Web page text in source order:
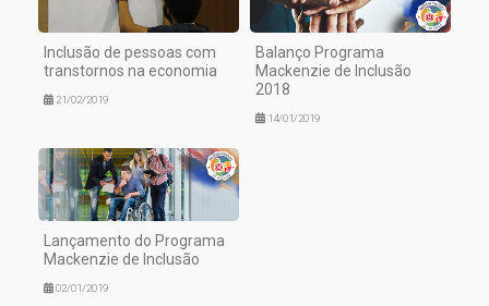
Inclusão de pessoas com
transtornos na economia
21/02/2019
Balanço Programa
Mackenzie de Inclusão
2018
14/01/2019
Lançamento do Programa
Mackenzie de Inclusão
02/01/2019